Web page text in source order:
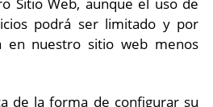
podrá ser limitado y por
en nuestro sitio web menos
de la forma de configurar su